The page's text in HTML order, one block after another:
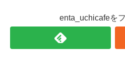
enta_uchicafeを